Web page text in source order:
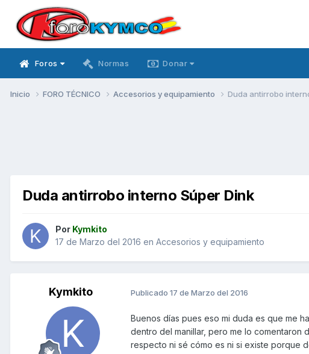
Foros Normas Donar
Inicio FORO TÉCNICO Accesorios y equipamiento Duda antirrobo
Duda antirrobo interno Súper Dink
Por Kymkito
17 de Marzo del 2016 en Accesorios y equipamiento
Kymkito Publicado 17 de Marzo del 2016
Buenos días pues eso mi duda es que me
dentro del manillar, pero me lo
respecto ni sé cómo es ni si existe porque